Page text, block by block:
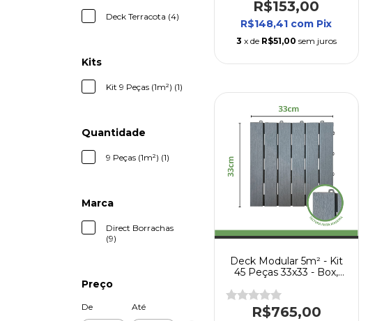
Deck Terracota (4)
Kits
Kit 9 Peças (1m²) (1)
Quantidade
9 Peças (1m²) (1)
Marca
Direct Borrachas
(9)
Preço
De Até
R$153,00
R$148,41 com Pix
3 x de R$51,00 sem juros
Deck Modular 5m² - Kit
45 Peças 33x33 - Box,
R$765,00